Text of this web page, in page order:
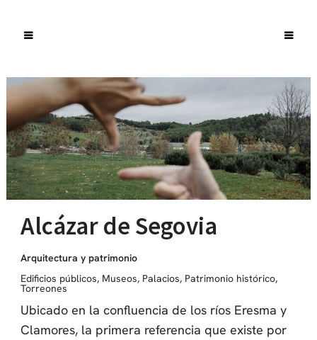
Alcázar de Segovia
Arquitectura y patrimonio
Edificios públicos, Museos, Palacios, Patrimonio histórico,
Torreones
Ubicado en la confluencia de los ríos Eresma y
Clamores, la primera referencia que existe por